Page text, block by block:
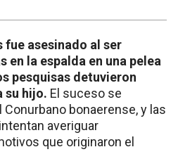
fue asesinado al ser
en la espalda en una pelea
pesquisas detuvieron
su hijo. El suceso se
bonaerense, y las
averiguar
que originaron el